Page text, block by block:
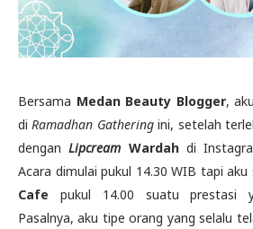
Bersama Medan Beauty Blogger,
di Ramadhan Gatheringini, setelah
dengan Lipcream Wardahdi
Acara dimulai pukul 14.30 WIB tapi aku
Cafe pukul 14.00 suatu prestasi
Pasalnya, aku tipe orang yang selalu